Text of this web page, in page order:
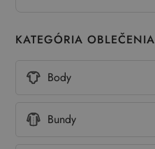
KATEGÓRIA OBLEČENIA
Body
Bundy